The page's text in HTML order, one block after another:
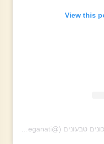
View this
A post shared by VegaNati | מתכונים טבעונים (@theveganati)